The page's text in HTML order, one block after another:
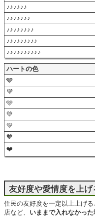
♪♪♪♪♪♪
♪♪♪♪♪♪♪
♪♪♪♪♪♪♪♪
♪♪♪♪♪♪♪♪♪
♪♪♪♪♪♪♪♪♪♪
ハートの色
🩶
💜
🩵
💚
💛
🧡
❤️
友好度や愛情度を上げ
住民の友好度を一定以上上げ
店など、 いままで入れなかった